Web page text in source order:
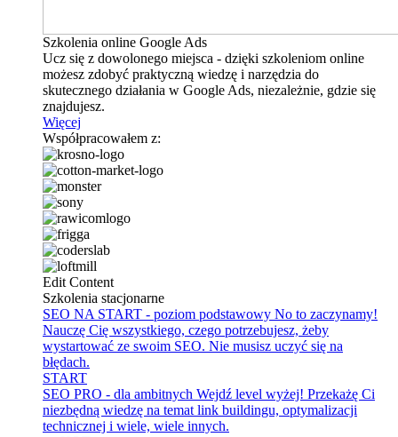
Szkolenia online Google Ads
Ucz się z dowolonego miejsca - dzięki szkoleniom online
możesz zdobyć praktyczną wiedzę i narzędzia do
skutecznego działania w Google Ads, niezależnie, gdzie się
znajdujesz.
Więcej
Współpracowałem z:
Edit Content
Szkolenia stacjonarne
SEO NA START - poziom podstawowy No to zaczynamy!
Nauczę Cię wszystkiego, czego potrzebujesz, żeby
wystartować ze swoim SEO. Nie musisz uczyć się na
błędach.
START
SEO PRO - dla ambitnych Wejdź level wyżej! Przekażę Ci
niezbędną wiedzę na temat link buildingu, optymalizacji
technicznej i wiele, wiele innych.